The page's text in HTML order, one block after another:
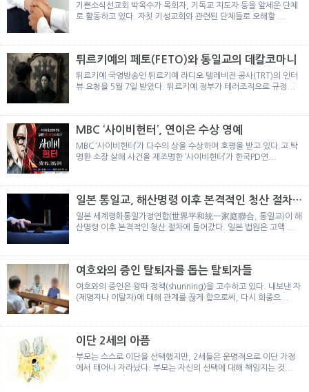
기쁜소식선교회 박옥수가 목회자, 기독교 지도자 등을 앞세운 단체
로 활동하고 있다. 자칫 기성교회와 관련된 단체들로 오해할 ...
튀르키예의 페토(FETO)와 통일교의 데칼코마니
튀르키예 국영방송인 튀르키예 라디오 텔레비전 공사(TRT)의 인터
뷰 요청을 5월 7일 받았다. 튀르키예 정부가 테러조직으로 규정...
MBC ‘사이비헌터’, 연이은 수상 영예
MBC ‘사이비헌터’가 다수의 상을 수상하며 호평을 받고 있다.고 탁
명환 소장 살해 사건을 재조명한 ‘사이비헌터’가 한국PD연...
일본 통일교, 해산명령 이후 본격적인 청산 절차
돌입
일본 세계평화통일가정연합(世界平和統一家庭聯合, 통일교)이 해
산명령 이후 본격적인 청산 절차에 들어갔다. 일본 법원은 고액 ...
여호와의 증인 탈퇴자를 돕는 탈퇴자들
여호와의 증인은 왕따 정책(shunning)을 고수하고 있다. 내보낸 자
(제명자나 이탈자)에 대해 관계를 끊게 함으로써, 다시 회중으...
이단 2세의 아픔
부모는 스스로 이단을 선택했지만, 2세들은 운명적으로 이단 가정
에서 태어나 자라났다. 부모는 자신의 선택에 대해 책임지는 것...